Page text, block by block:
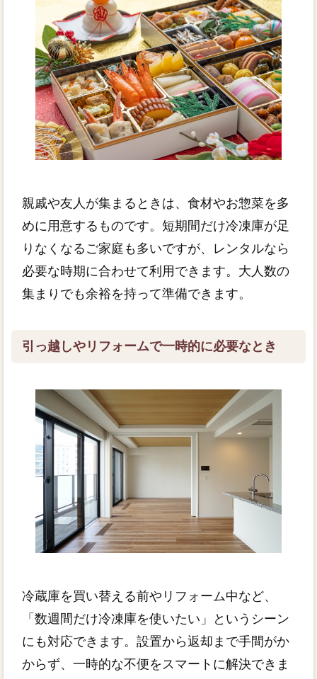
親戚や友人が集まるときは、食材やお惣菜を多
めに用意するものです。短期間だけ冷凍庫が足
りなくなるご家庭も多いですが、レンタルなら
必要な時期に合わせて利用できます。大人数の
集まりでも余裕を持って準備できます。
引っ越しやリフォームで一時的に必要なとき
冷蔵庫を買い替える前やリフォーム中など、
「数週間だけ冷凍庫を使いたい」というシーン
にも対応できます。設置から返却まで手間がか
からず、一時的な不便をスマートに解決できま